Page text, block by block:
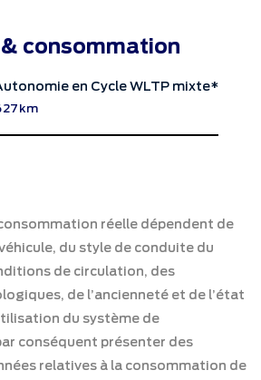
consommation
en Cycle WLTP mixte*
réelle dépendent de
du style de conduite du
de circulation, des
de l’ancienneté et de l’état
du système de
conséquent présenter des
relatives à la consommation de